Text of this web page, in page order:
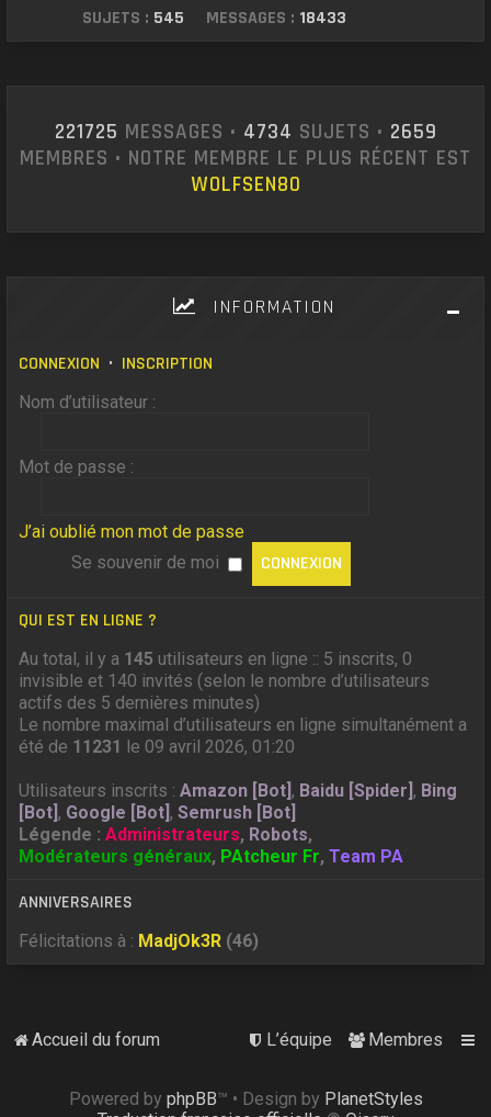
SUJETS : 545 MESSAGES : 18433
221725 MESSAGES • 4734 SUJETS • 2659
MEMBRES • NOTRE MEMBRE LE PLUS RÉCENT EST
WOLFSEN80
INFORMATION
CONNEXION • INSCRIPTION
Nom d’utilisateur :
Mot de passe :
J’ai oublié mon mot de passe
Se souvenir de moi
QUI EST EN LIGNE ?
Au total, il y a 145 utilisateurs en ligne :: 5 inscrits, 0
invisible et 140 invités (selon le nombre d’utilisateurs
actifs des 5 dernières minutes)
Le nombre maximal d’utilisateurs en ligne simultanément a
été de 11231 le 09 avril 2026, 01:20
Utilisateurs inscrits :Amazon [Bot], Baidu [Spider], Bing
[Bot], Google [Bot],Semrush [Bot]
Légende :Administrateurs, Robots,
Modérateurs généraux, PAtcheur Fr,Team PA
ANNIVERSAIRES
Félicitations à : MadjOk3R (46)
Accueil du forum Membres
L’équipe
Powered by phpBB™ • Design by PlanetStyles